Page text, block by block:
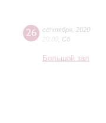
26 сентября 2020
20:00 Сб
Большой зал